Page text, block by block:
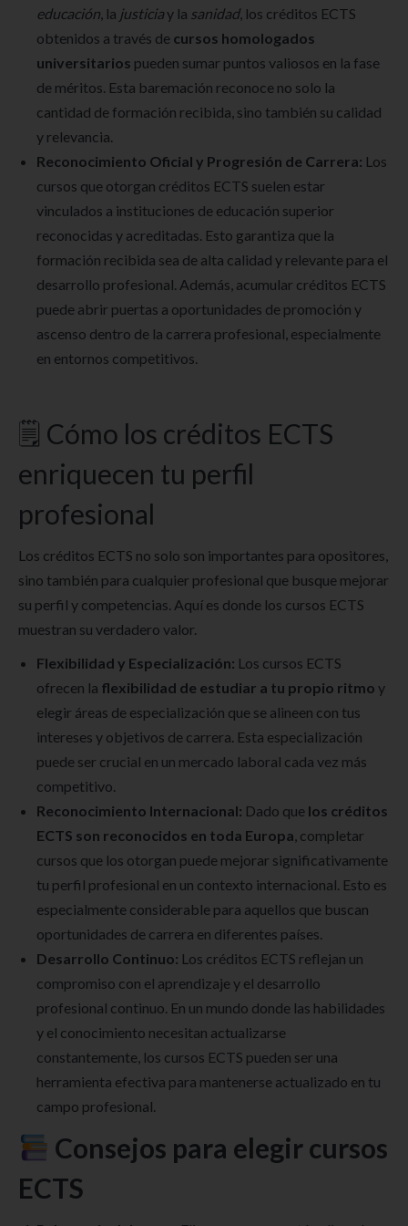
educación, la justiciay la sanidad, los créditos ECTS
obtenidos a través de cursos homologados
universitarios pueden sumar puntos valiosos en la fase
de méritos. Esta baremación reconoce no solo la
cantidad de formación recibida, sino también su calidad
y relevancia.
Reconocimiento Oficial y Progresión de Carrera: Los
cursos que otorgan créditos ECTS suelen estar
vinculados a instituciones de educación superior
reconocidas y acreditadas. Esto garantiza que la
formación recibida sea de alta calidad y relevante para el
desarrollo profesional. Además, acumular créditos ECTS
puede abrir puertas a oportunidades de promoción y
ascenso dentro de la carrera profesional, especialmente
en entornos competitivos.
🗒 Cómo los créditos ECTS
enriquecen tu perfil
profesional
Los créditos ECTS no solo son importantes para opositores,
sino también para cualquier profesional que busque mejorar
su perfil y competencias. Aquí es donde los cursos ECTS
muestran su verdadero valor.
Flexibilidad y Especialización: Los cursos ECTS
ofrecen la flexibilidad de estudiar a tu propio ritmo y
elegir áreas de especialización que se alineen con tus
intereses y objetivos de carrera. Esta especialización
puede ser crucial en un mercado laboral cada vez más
competitivo.
Reconocimiento Internacional: Dado que los créditos
ECTS son reconocidos en toda Europa, completar
cursos que los otorgan puede mejorar significativamente
tu perfil profesional en un contexto internacional. Esto es
especialmente considerable para aquellos que buscan
oportunidades de carrera en diferentes países.
Desarrollo Continuo: Los créditos ECTS reflejan un
compromiso con el aprendizaje y el desarrollo
profesional continuo. En un mundo donde las habilidades
y el conocimiento necesitan actualizarse
constantemente, los cursos ECTS pueden ser una
herramienta efectiva para mantenerse actualizado en tu
campo profesional.
Consejos para elegir cursos
ECTS